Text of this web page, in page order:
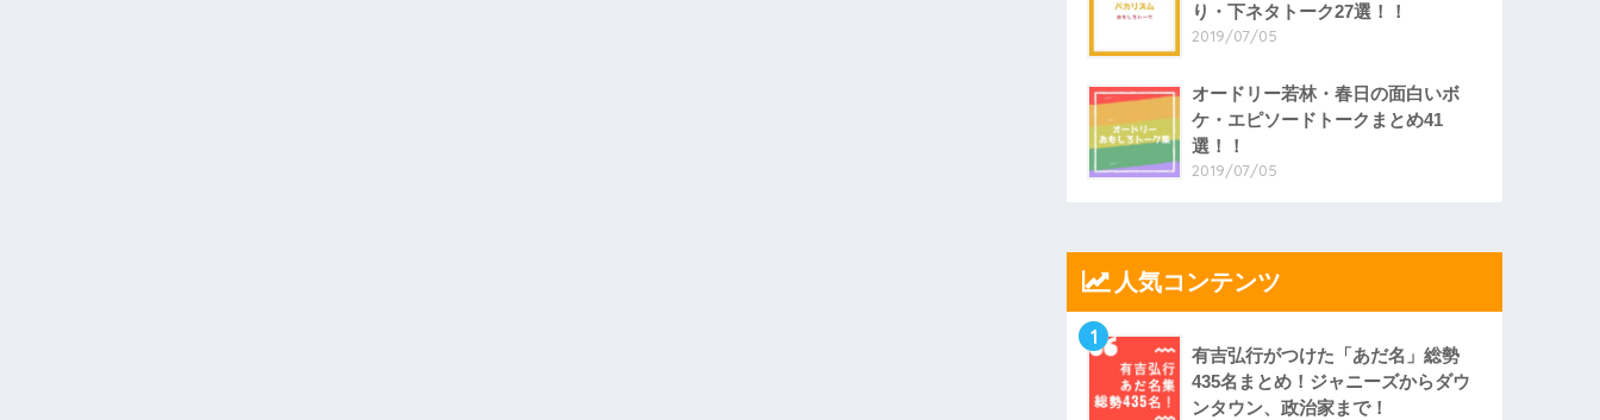
り・下ネタトーク27選！！
2019/07/05
オードリー若林・春日の面白いボ
ケ・エピソードトークまとめ41
選！！
2019/07/05
人気コンテンツ
1
有吉弘行がつけた「あだ名」総勢
435名まとめ！ジャニーズからダウ
ンタウン、政治家まで！